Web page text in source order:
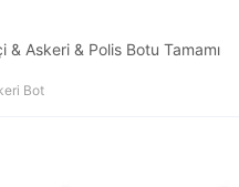
Askeri & Polis Botu Tamamı
Bot